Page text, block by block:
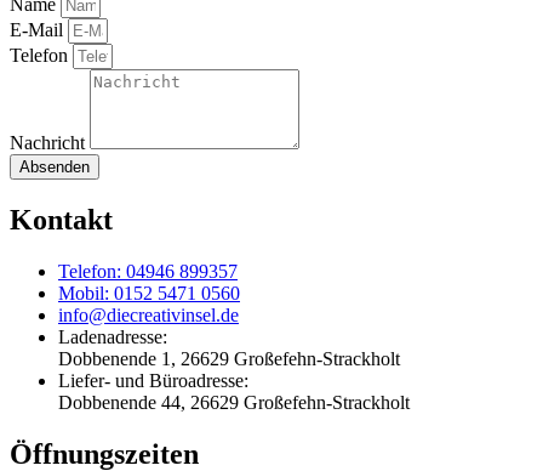
Name
E-Mail
Telefon
Nachricht
Absenden
Kontakt
Telefon: 04946 899357
Mobil: 0152 5471 0560
info@diecreativinsel.de
Ladenadresse:
Dobbenende 1, 26629 Großefehn-Strackholt
Liefer- und Büroadresse:
Dobbenende 44, 26629 Großefehn-Strackholt
Öffnungszeiten